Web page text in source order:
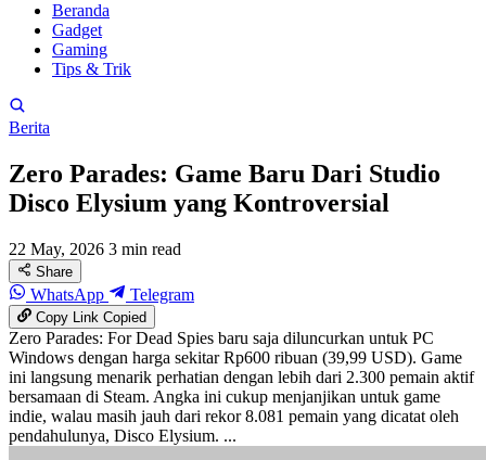
Beranda
Gadget
Gaming
Tips & Trik
Berita
Zero Parades: Game Baru Dari Studio
Disco Elysium yang Kontroversial
22 May, 2026 3 min read
Share
WhatsApp Telegram
Copy LinkCopied
Zero Parades: For Dead Spies baru saja diluncurkan untuk PC
Windows dengan harga sekitar Rp600 ribuan (39,99 USD). Game
ini langsung menarik perhatian dengan lebih dari 2.300 pemain aktif
bersamaan di Steam. Angka ini cukup menjanjikan untuk game
indie, walau masih jauh dari rekor 8.081 pemain yang dicatat oleh
pendahulunya, Disco Elysium. ...